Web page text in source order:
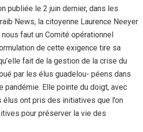
publiée le 2 juin dernier, dans les
News, la citoyenne Laurence Neeyer
faut un Comité opérationnel
de cette exigence tire sa
fait de la gestion de la crise du
par les élus guadelou- péens dans
pandémie. Elle pointe du doigt, avec
ont pris des initiatives que l’on
pour préserver la vie des